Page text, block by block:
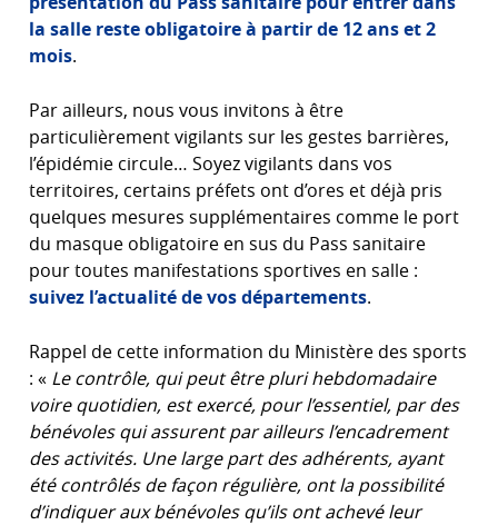
la salle reste obligatoire à partir de 12 ans et 2
mois.
Par ailleurs, nous vous invitons à être
particulièrement vigilants sur les gestes barrières,
l’épidémie circule… Soyez vigilants dans vos
territoires, certains préfets ont d’ores et déjà pris
quelques mesures supplémentaires comme le port
du masque obligatoire en sus du Pass sanitaire
pour toutes manifestations sportives en salle :
suivez l’actualité de vos départements.
Rappel de cette information du Ministère des sports
: « Le contrôle, qui peut être pluri hebdomadaire
voire quotidien, est exercé, pour l’essentiel, par des
bénévoles qui assurent par ailleurs l’encadrement
des activités. Une large part des adhérents, ayant
été contrôlés de façon régulière, ont la possibilité
d’indiquer aux bénévoles qu’ils ont achevé leur